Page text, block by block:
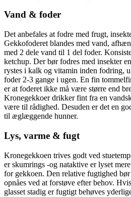
Vand & foder
Det anbefales at fodre med frugt,
Gekkofoderet blandes med vand,
med 2 dele vand til 1 del foder.
ketchup. Der bør fodres med insekter
rystes i kalk og vitamin inden fodring,
foder 2-3 gange i ugen. En fin
er at foderet ikke må være større end
Kronegekkoer drikker fint fra en
være til rådighed. Desuden er det en
til æglæggende hunner.
Lys, varme & fugt
Kronegekkoen trives godt ved
er skumrings -og nataktive er lyset
for gekkoen. Den relative fugtighed
opnåes ved at forstøve efter behov.
glasset stadig er fugtigt behøves